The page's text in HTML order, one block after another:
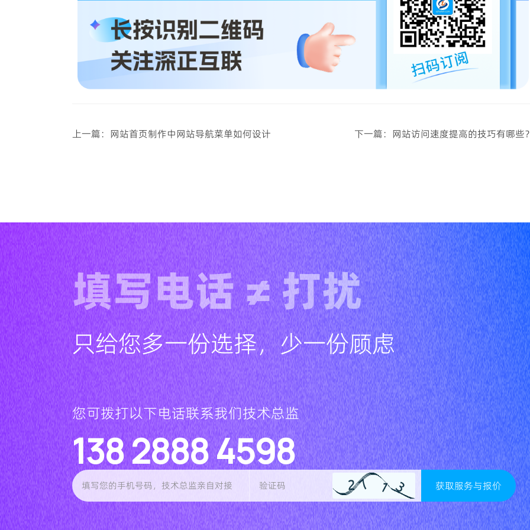
上一篇：网站首页制作中网站导航菜单如何设计 下一篇：网站访问速度提高的技巧有哪些
填写电话 ≠ 打扰
只给您多一份选择，少一份顾虑
您可拨打以下电话联系我们技术总监
138 2888 4598